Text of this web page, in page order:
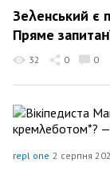
Зеλенський є
Пряме
32 0 0
repl one 2 серпня